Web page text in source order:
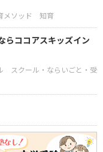
メソッド 知育
らココアスキッズイン
スクール・ならいごと・受